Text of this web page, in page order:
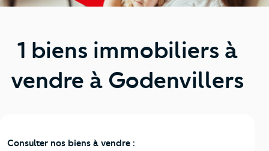
1 biens immobiliers à
vendre à Godenvillers
Consulter nos biens à vendre :